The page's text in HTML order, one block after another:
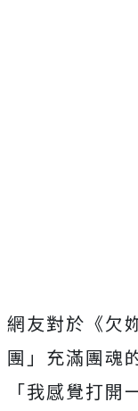
網友對於《欠
團」充滿團魂
「我感覺打